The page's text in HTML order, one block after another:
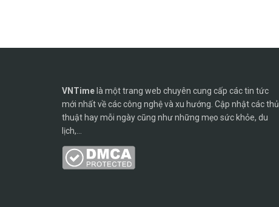
VNTime là một trang web chuyên cung cấp các tin tức
mới nhất về các công nghệ và xu hướng. Cập nhật các thủ
thuật hay mỗi ngày cũng như những mẹo sức khỏe, du
lịch,...